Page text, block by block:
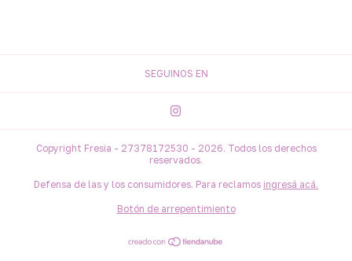
SEGUINOS EN
Copyright Fresia - 27378172530 - 2026. Todos los derechos
reservados.
Defensa de las y los consumidores. Para reclamos ingresá acá.
Botón de arrepentimiento